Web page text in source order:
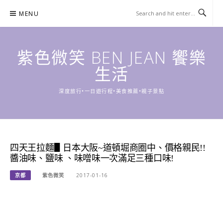
content
MENU
紫色微笑 BEN JEAN 饗樂
生活
深度旅行•一日遊行程•美食推薦•親子景點
四天王拉麵▋日本大阪~道頓堀商圈中、價格親民!!
醬油味、鹽味 、味噌味一次滿足三種口味!
京都 紫色微笑 2017-01-16